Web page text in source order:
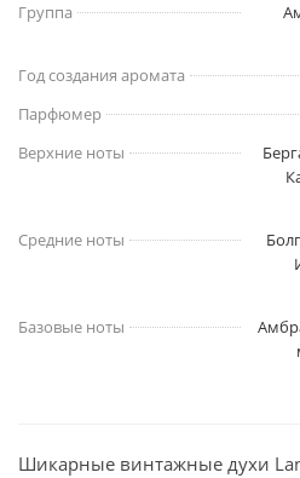
Группа
Год создания аромата
Парфюмер
Верхние ноты
Средние ноты
Базовые ноты
Шикарные винтажные духи